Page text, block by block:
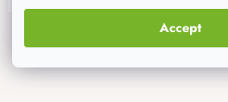
Accept
Instagram